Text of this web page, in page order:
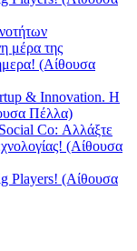
μέρα της
(Αίθουσα
& Innovation. Η
Πέλλα)
Co: Αλλάξτε
(Αίθουσα
Players! (Αίθουσα